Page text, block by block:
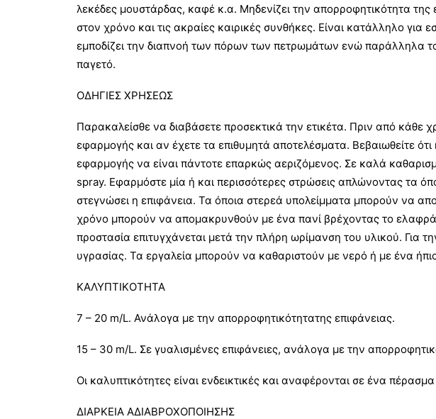
λεκέδες μουστάρδας, καφέ κ.α. Μηδενίζει την απορροφητικότητα
στον χρόνο και τις ακραίες καιρικές συνθήκες. Είναι κατάλληλο για
εμποδίζει την διαπνοή των πόρων των πετρωμάτων ενώ παράλληλα
παγετό.
ΟΔΗΓΙΕΣ ΧΡΗΣΕΩΣ
Παρακαλείσθε να διαβάσετε προσεκτικά την ετικέτα. Πριν από κάθε
εφαρμογής και αν έχετε τα επιθυμητά αποτελέσματα. Βεβαιωθείτε
εφαρμογής να είναι πάντοτε επαρκώς αεριζόμενος. Σε καλά
spray. Εφαρμόστε μία ή και περισσότερες στρώσεις απλώνοντας τα
στεγνώσει η επιφάνεια. Τα όποια στερεά υπολείμματα μπορούν να
χρόνο μπορούν να απομακρυνθούν με ένα πανί βρέχοντας το ελαφρά
προστασία επιτυγχάνεται μετά την πλήρη ωρίμανση του υλικού. Για
υγρασίας. Τα εργαλεία μπορούν να καθαριστούν με νερό ή με ένα
ΚΑΛΥΠΤΙΚOΤΗΤΑ
7 – 20 m/L. Ανάλογα με την απορροφητικότητατης επιφάνειας.
15 – 30 m/L. Σε γυαλισμένες επιφάνειες, ανάλογα με την
Οι καλυπτικότητες είναι ενδεικτικές και αναφέρονται σε ένα
ΔΙΑΡΚΕΙΑ ΑΔΙΑΒΡΟΧΟΠΟΙΗΣΗΣ